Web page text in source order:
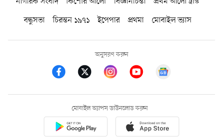
বন্ধুসভা
চিরন্তন ১৯৭১ ইপেপার প্রথমা মোবাইল ভ্যাস
অনুসরণ করুন
মোবাইল অ্যাপস ডাউনলোড করুন